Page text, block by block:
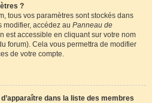
?
tous vos paramètres sont stockés dans
modifier, accédez au Panneau de
est accessible en cliquant sur votre nom
forum). Cela vous permettra de modifier
de votre compte.
dans la liste des membres